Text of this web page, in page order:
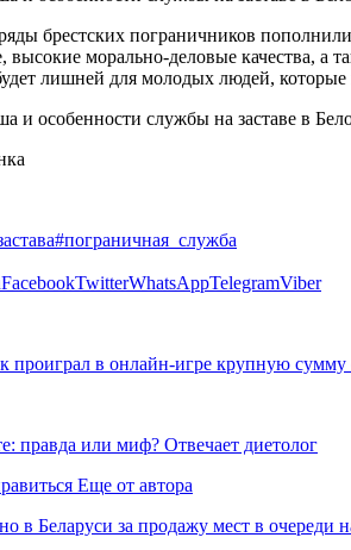
брестских пограничников
высокие морально-деловые качества,
лишней для молодых людей,
#пограничная_служба
FacebookTwitterWhatsAppTelegramViber
проиграл в онлайн-игре крупную
правда или миф? Отвечает диетолог
Еще от автора
в Беларуси за продажу мест в очереди